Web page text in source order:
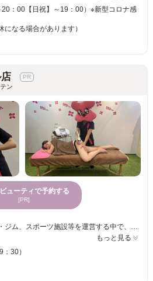
：00【日祝】～19：00）※新型コロナ感
なる場合があります）
ン
ューティで予約する
[PR]
私たちは、エステ店、整骨院・ジム、スポーツ施設等を運営する中で、それぞれのジャンルの施術には得意な面と不得意な面がある事に気づいてしまいました！ 〇エステが得意な事 『脂肪分解』『リンパドレナージュ』 ×エステが不得意なこと 『筋肉や骨へのアプローチ』 〇整体が得意な事 『筋肉や骨へのアプローチ』『骨盤矯正・姿勢矯正』 ×整体が苦手な事 『脂肪やリンパの改善』 〇ジムが得意な事 『筋肉量・基礎代謝UP』 ×ジムが出来ない事 『筋肉や脂肪のケア』 上記のように、それぞれが持つ特性に気づきました。 そこで、私たちは【本格的な骨盤矯正】だけだはなく エステ、ストレッチ、エクササイズを組み合わせた今までのエステとはまったく違う、 無理なく結果が出る方法を生み出しました。 それがこの『組み合わせ式骨盤ダイエット』です。
もっと見る
30）